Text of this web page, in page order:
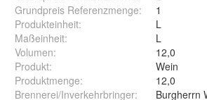
Grundpreis Referenzmenge:
1
Produkteinheit:
L
Maßeinheit:
L
Volumen:
12,0
Produkt:
Wein
Produktmenge:
12,0
Brennerei/Inverkehrbringer:
Burgherrn